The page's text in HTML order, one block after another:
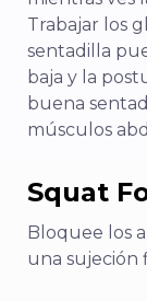
Trabajar los
sentadilla
baja y la
buena
músculos
Squat
Bloquee los
una sujeción